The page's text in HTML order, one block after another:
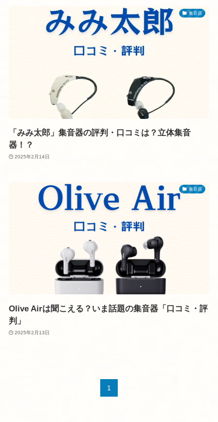
集音器
「みみ太郎」集音器の評判・口コミは？立体集音
器！？
2025年2月14日
集音器
Olive Airは聞こえる？いま話題の集音器「口コミ・評
判」
2025年2月13日
1